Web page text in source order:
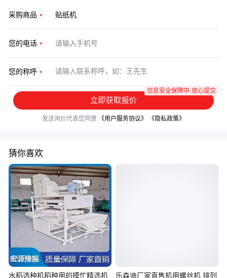
采购商品
您的电话
您的称呼
立即获取报价
信息安全保障中·放心提交
发送询价代表您同意 《用户服务协议》 《隐私政策》
猜你喜欢
水稻选种机稻种用的摸忙精选机 乐森迪厂家直售机用螺丝机 排列